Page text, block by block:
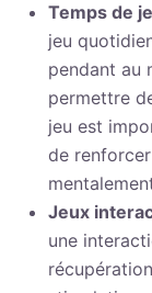
Temps de
jeu
pendant au
permettre
jeu est
de
Jeux
une